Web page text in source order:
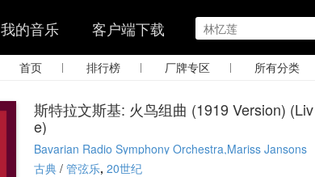
我的音乐 客户端下载
首页 | 排行榜 | 厂牌专区 | 所有分类
斯特拉文斯基: 火鸟组曲 (1919 Version) (Liv
e)
Bavarian Radio Symphony Orchestra,Mariss Jansons
古典 / 管弦乐, 20世纪